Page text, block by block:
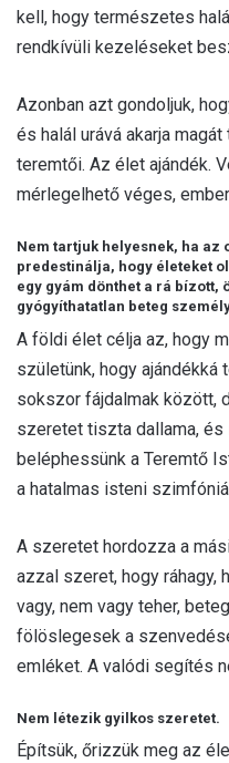
kell, hogy természetes
rendkívüli kezeléseket
Azonban azt gondoljuk,
és halál urává akarja
teremtői. Az élet ajándék.
mérlegelhető véges,
Nem tartjuk helyesnek, ha az
predestinálja, hogy életeket
egy gyám dönthet a rá bízott,
gyógyíthatatlan beteg
A földi élet célja az, hogy
születünk, hogy ajándékká
sokszor fájdalmak között,
szeretet tiszta dallama, és
beléphessünk a Teremtő
a hatalmas isteni
A szeretet hordozza a
azzal szeret, hogy ráhagy,
vagy, nem vagy teher,
fölöslegesek a
emléket. A valódi segítés
Nem létezik gyilkos szeretet.
Építsük, őrizzük meg az